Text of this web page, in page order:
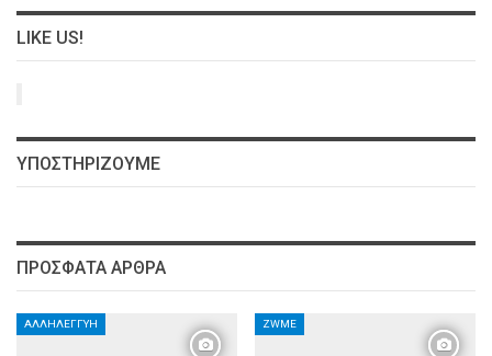
LIKE US!
ΥΠΟΣΤΗΡΊΖΟΥΜΕ
ΠΡΌΣΦΑΤΑ ΆΡΘΡΑ
ΑΛΛΗΛΕΓΓΎΗ ZWME